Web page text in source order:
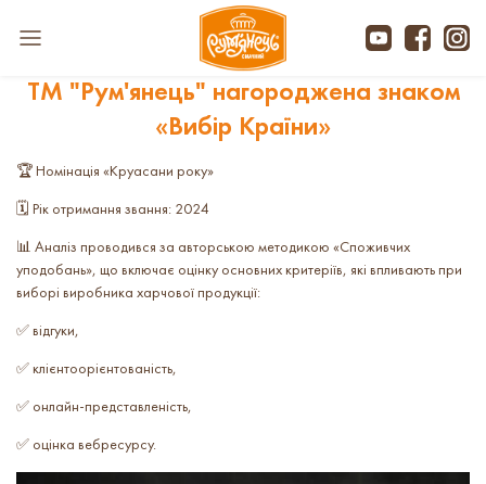
ТМ "Рум'янець" нагороджена знаком
«Вибір Країни»
🏆 Номінація «Круасани року»
🗓 Рік отримання звання: 2024
📊 Аналіз проводився за авторською методикою «Споживчих
уподобань», що включає оцінку основних критеріїв, які впливають при
виборі виробника харчової продукції:
✅ відгуки,
✅ клієнтоорієнтованість,
✅ онлайн-представленість,
✅ оцінка вебресурсу.